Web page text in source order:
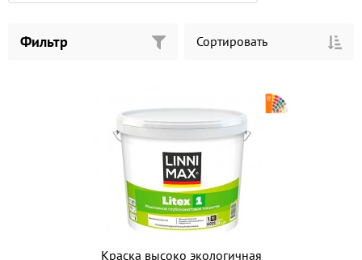
Фильтр Сортировать
Краска высоко экологичная